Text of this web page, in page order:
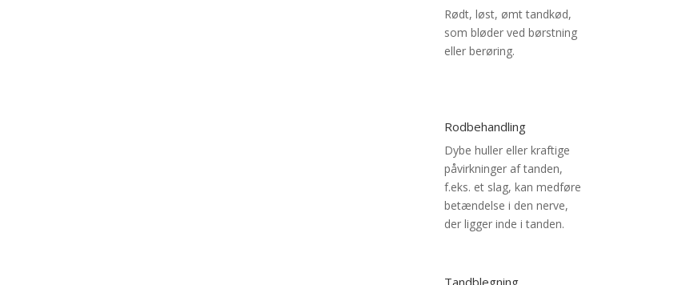
Rødt, løst, ømt tandkød,
som bløder ved børstning
eller berøring.
Rodbehandling
Dybe huller eller kraftige
påvirkninger af tanden,
f.eks. et slag, kan medføre
betændelse i den nerve,
der ligger inde i tanden.
Tandblegning